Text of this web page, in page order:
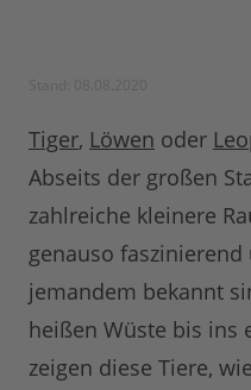
Tiger, Löwen oder
Abseits der großen
zahlreiche kleinere
genauso
jemandem bekannt
heißen Wüste bis ins
zeigen diese Tiere,